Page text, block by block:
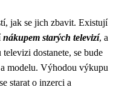
jak se jich zbavit. Existují
nákupem starých televizí, a
dostanete, se bude
modelu. Výhodou výkupu
starat o inzerci a